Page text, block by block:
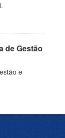
de Gestão
e